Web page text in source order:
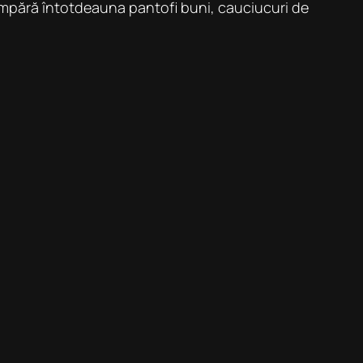
întotdeauna pantofi buni, cauciucuri de